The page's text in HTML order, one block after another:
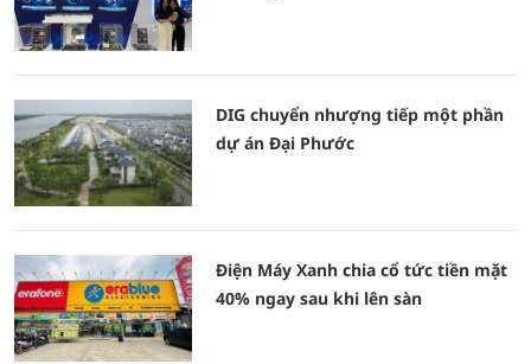
DIG chuyển nhượng tiếp một phần
dự án Đại Phước
Điện Máy Xanh chia cổ tức tiền mặt
40% ngay sau khi lên sàn